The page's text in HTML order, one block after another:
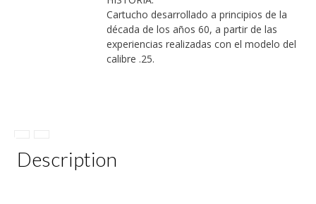
Cartucho desarrollado a principios de la
década de los años 60, a partir de las
experiencias realizadas con el modelo del
calibre .25.
Description